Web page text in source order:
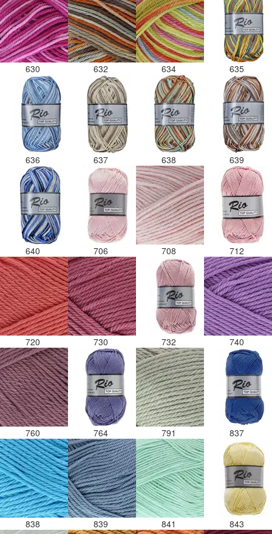
630 632 634 635
636 637 638 639
640 706 708 712
720 730 732 740
760 764 791 837
838 839 841 843